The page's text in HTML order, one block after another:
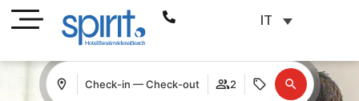
IT
Check-in — Check-out 2